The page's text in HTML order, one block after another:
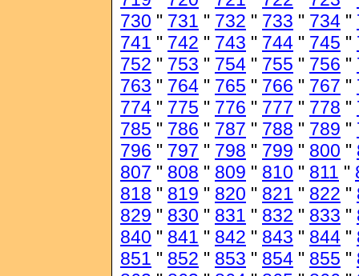
730 " 731 " 732 " 733 " 734 "
741 " 742 " 743 " 744 " 745 "
752 " 753 " 754 " 755 " 756 "
763 " 764 " 765 " 766 " 767 "
774 " 775 " 776 " 777 " 778 "
785 " 786 " 787 " 788 " 789 "
796 " 797 " 798 " 799 " 800 "
807 " 808 " 809 " 810 " 811 "
818 " 819 " 820 " 821 " 822 "
829 " 830 " 831 " 832 " 833 "
840 " 841 " 842 " 843 " 844 "
851 " 852 " 853 " 854 " 855 "